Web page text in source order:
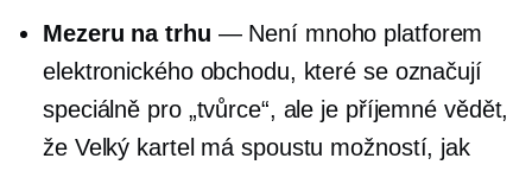
Mezeru na trhu — Není mnoho platforem
elektronického obchodu, které se označují
speciálně pro „tvůrce“, ale je příjemné vědět,
že Velký kartel má spoustu možností, jak